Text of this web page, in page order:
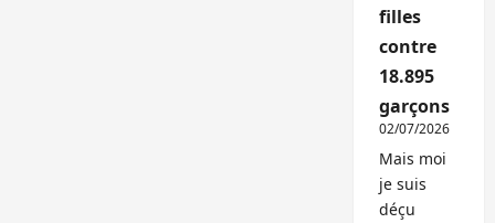
filles
contre
18.895
garçons
02/07/2026
Mais moi
je suis
déçu